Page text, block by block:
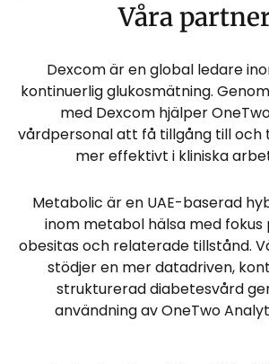
Våra
Dexcom är en global ledare
kontinuerlig glukosmätning.
med Dexcom hjälper
vårdpersonal att få tillgång till och
mer effektivt i kliniska
Metabolic är en UAE-baserad
inom metabol hälsa med fokus
obesitas och relaterade tillstånd.
stödjer en mer datadriven,
strukturerad diabetesvård
användning av OneTwo